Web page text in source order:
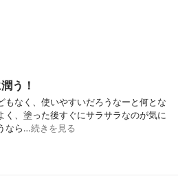
う！
もなく、使いやすいだろうなーと何とな
く、塗った後すぐにサラサラなのが気に
なら…続きを見る